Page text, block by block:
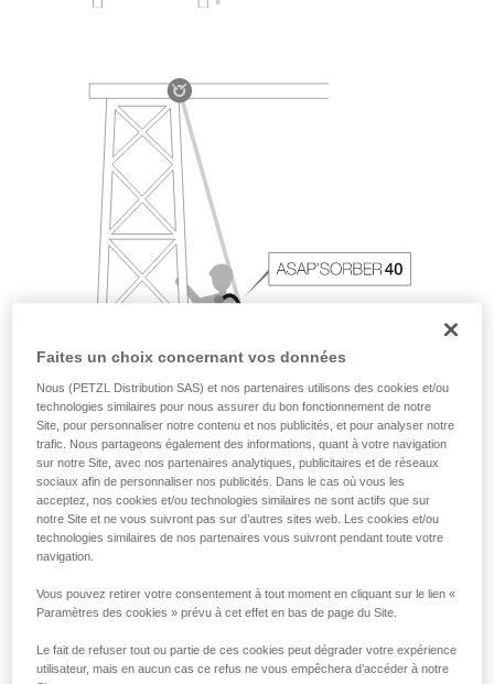
Faites un choix concernant vos données
Nous (PETZL Distribution SAS) et nos partenaires utilisons des cookies et/ou
technologies similaires pour nous assurer du bon fonctionnement de notre
Site, pour personnaliser notre contenu et nos publicités, et pour analyser notre
trafic. Nous partageons également des informations, quant à votre navigation
sur notre Site, avec nos partenaires analytiques, publicitaires et de réseaux
sociaux afin de personnaliser nos publicités. Dans le cas où vous les
acceptez, nos cookies et/ou technologies similaires ne sont actifs que sur
notre Site et ne vous suivront pas sur d’autres sites web. Les cookies et/ou
technologies similaires de nos partenaires vous suivront pendant toute votre
navigation.
Vous pouvez retirer votre consentement à tout moment en cliquant sur le lien «
Paramètres des cookies » prévu à cet effet en bas de page du Site.
Le fait de refuser tout ou partie de ces cookies peut dégrader votre expérience
utilisateur, mais en aucun cas ce refus ne vous empêchera d’accéder à notre